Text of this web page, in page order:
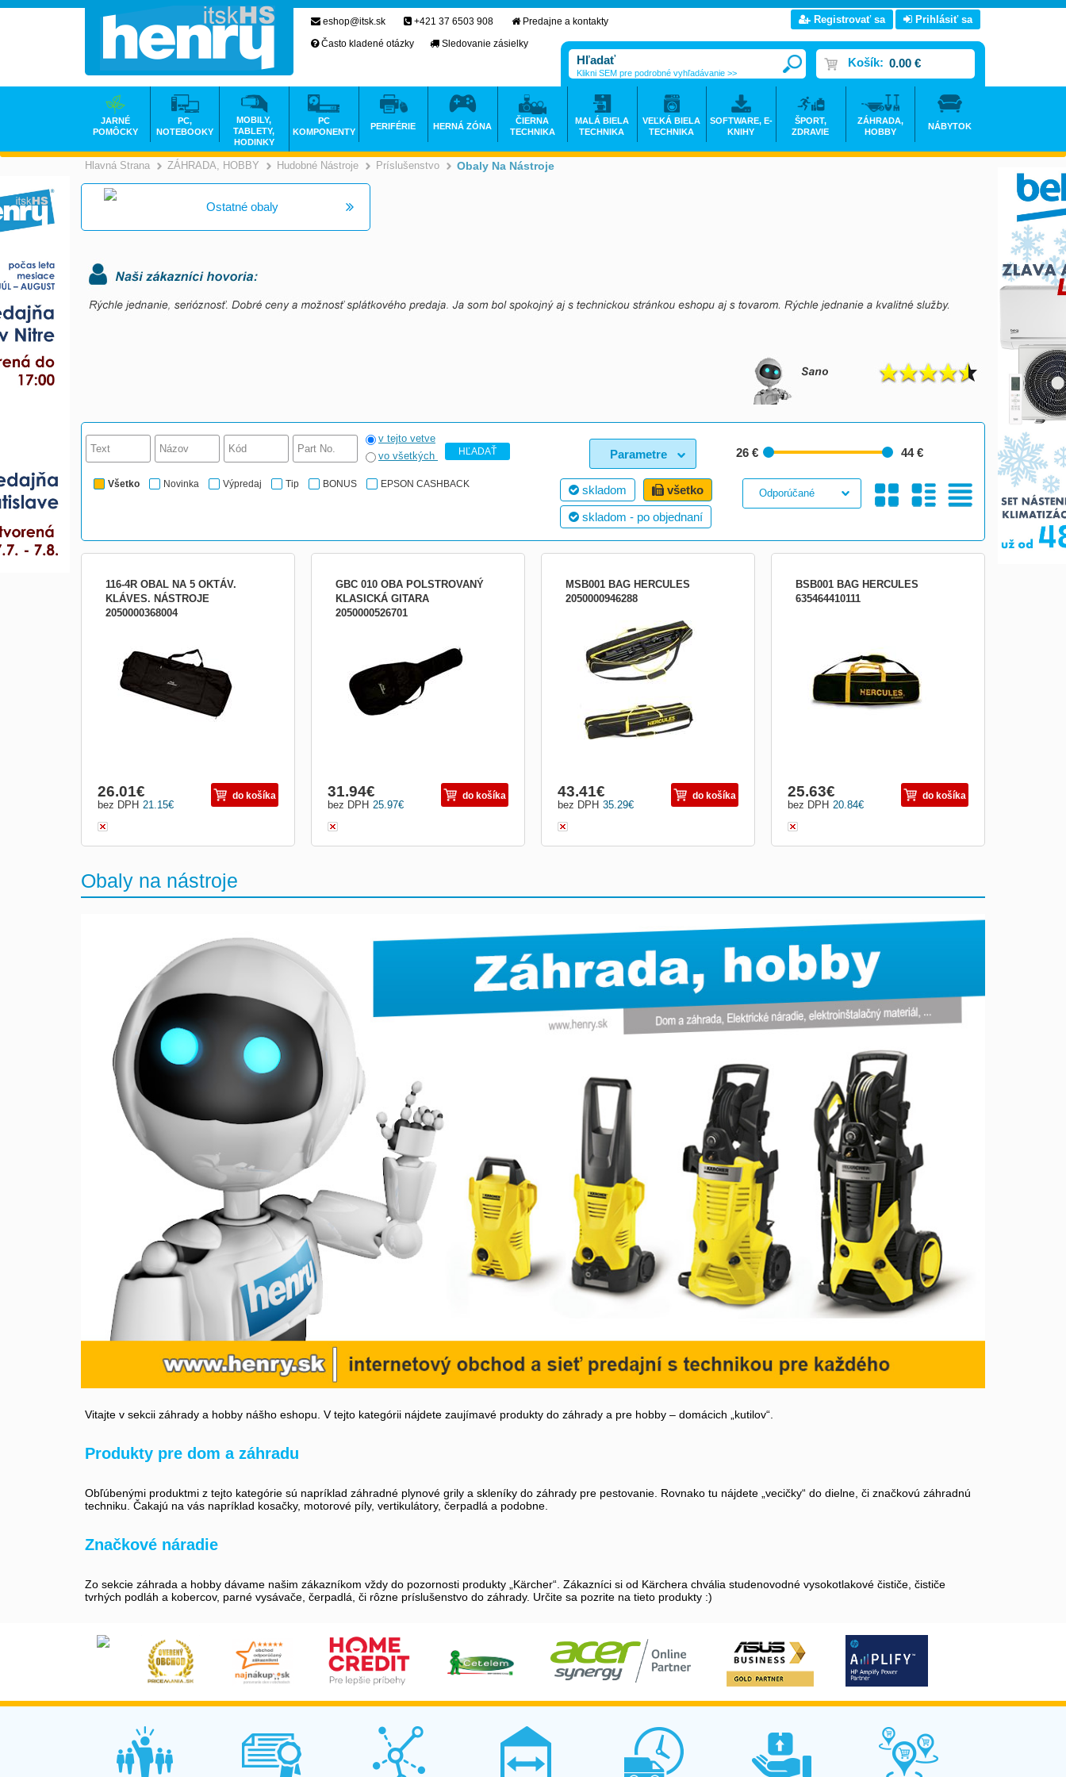
Hlavná Strana >
ZÁHRADA, HOBBY >
Hudobné Nástroje >
Príslušenstvo >
Obaly Na Nástroje
Ostatné obaly
26 € 44 €
skladom
všetko
skladom - po objednaní
Parametre
v tejto vetve
vo všetkých
HĽADAŤ
Všetko Novinka Výpredaj Tip BONUS EPSON CASHBACK
116-4R OBAL NA 5 OKTÁV.
KLÁVES. NÁSTROJE
2050000368004
21.15€
bez DPH
26.01€ do košíka
GBC 010 OBA POLSTROVANÝ
KLASICKÁ GITARA
2050000526701
25.97€
bez DPH
31.94€ do košíka
MSB001 BAG HERCULES
2050000946288
Puzdro na stojany Hercules k mikrofónu a
reproduktoru Držadlo a popruh
Rozšíriteľná konštrukcia Rozmery 1240 x
180 - 240 x 150 mm Nosnosť 45 kg
Černo-žltá farba
35.29€
bez DPH
43.41€ do košíka
BSB001 BAG HERCULES
635464410111
DS520B, DS561B, DS538B, DS537B,
DS535B DS536B Oddelené priehradky
Polstrované dno Rozmery: 850 x 130 x
210 mm Nosnosť: 20 kg Farba: čierno
20.84€
bez DPH
25.63€ do košíka
Obaly na nástroje
Vitajte v sekcii záhrady a hobby nášho eshopu. V tejto kategórii nájdete zaujímavé produkty do záhrady a pre hobby – domácich „kutilov“.
Produkty pre dom a záhradu
Obľúbenými produktmi z tejto kategórie sú napríklad záhradné plynové grily a skleníky do záhrady pre pestovanie. Rovnako tu nájdete „vecičky“ do dielne, či značkovú záhradnú
techniku. Čakajú na vás napríklad kosačky, motorové píly, vertikulátory, čerpadlá a podobne.
Značkové náradie
Zo sekcie záhrada a hobby dávame našim zákazníkom vždy do pozornosti produkty „Kärcher“. Zákazníci si od Kärchera chvália studenovodné vysokotlakové čističe, čističe
tvrhých podláh a kobercov, parné vysávače, čerpadlá, či rôzne príslušenstvo do záhrady. Určite sa pozrite na tieto produkty :)
eshop@itsk.sk +421 37 6503 908
Predajne a kontakty
Často kladené otázky
Sledovanie zásielky
Registrovať sa Prihlásiť sa
Košík: 0.00 €
Klikni SEM pre podrobné vyhľadávanie >>
JARNÉ
POMÔCKY
PC,
NOTEBOOKY
MOBILY,
TABLETY,
HODINKY
PC
KOMPONENTY
PERIFÉRIE HERNÁ ZÓNA
ČIERNA
TECHNIKA
MALÁ BIELA
TECHNIKA
VEĽKÁ BIELA
TECHNIKA
SOFTWARE, E-
KNIHY
ŠPORT,
ZDRAVIE
ZÁHRADA,
HOBBY
NÁBYTOK